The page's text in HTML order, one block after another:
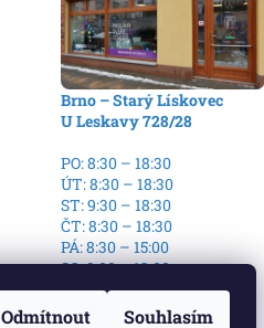
Odmítnout Souhlasím
Brno – Starý Lískovec
U Leskavy 728/28
PO: 8:30 – 18:30
ÚT: 8:30 – 18:30
ST: 9:30 – 18:30
ČT: 8:30 – 18:30
PÁ: 8:30 – 15:00
SO: 9:00 – 13:00
NE: Zavřeno